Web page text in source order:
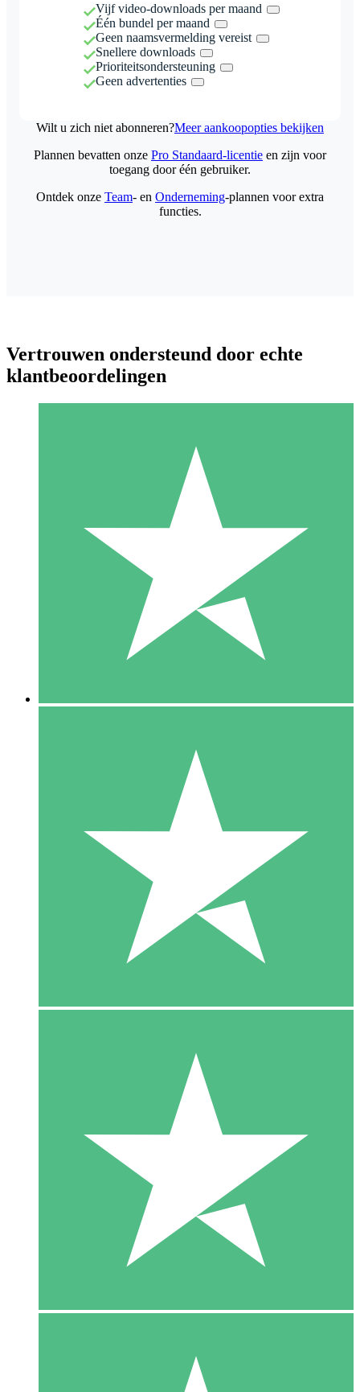
Vijf video-downloads per maand
Één bundel per maand
Geen naamsvermelding vereist
Snellere downloads
Prioriteitsondersteuning
Geen advertenties
Wilt u zich niet abonneren?Meer aankoopopties bekijken
Individuele Creditpakketten
Betaal per gebruik met downloadtegoeden. Geen maandelijkse
1000
10 Downloaden
20 00
Plannen bevatten onze Pro Standaard-licentie en zijn voor
toegang door één gebruiker.
Ontdek onze Team- en Onderneming-plannen voor extra
functies.
Vertrouwen ondersteund door echte
klantbeoordelingen